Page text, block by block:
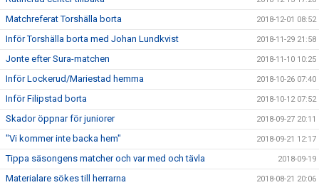
Matchreferat Torshälla borta 2018-12-01 08:52
Inför Torshälla borta med Johan Lundkvist 2018-11-29 21:58
Jonte efter Sura-matchen 2018-11-10 10:25
Inför Lockerud/Mariestad hemma 2018-10-26 07:40
Inför Filipstad borta 2018-10-12 07:52
Skador öppnar för juniorer 2018-09-27 20:11
"Vi kommer inte backa hem" 2018-09-21 12:17
Tippa säsongens matcher och var med och tävla 2018-09-19
Materialare sökes till herrarna 2018-08-21 20:06